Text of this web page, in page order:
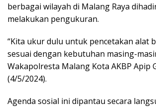
berbagai wilayah di Malang Raya
melakukan pengukuran.
“Kita ukur dulu untuk pencetakan alat
sesuai dengan kebutuhan masing-
Wakapolresta Malang Kota AKBP Apip
(4/5/2024).
Agenda sosial ini dipantau secara